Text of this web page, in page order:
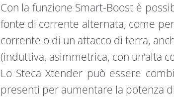
Con la funzione Smart-Boost è
fonte di corrente alternata, come
corrente o di un attacco di terra,
(induttiva, asimmetrica, con un‘alta
Lo Steca Xtender può essere
presenti per aumentare la potenza